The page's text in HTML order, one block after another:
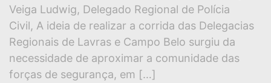
Veiga Ludwig, Delegado Regional de Polícia
Civil, A ideia de realizar a corrida das Delegacias
Regionais de Lavras e Campo Belo surgiu da
necessidade de aproximar a comunidade das
forças de segurança, em […]